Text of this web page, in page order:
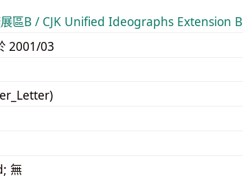
展區B / CJK Unified Ideographs Extension B
2001/03
無